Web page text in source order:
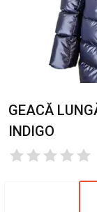
GEACĂ
INDIGO